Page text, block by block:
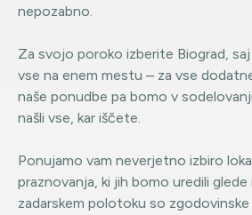
nepozabno.
Za svojo poroko izberite Biograd,
vse na enem mestu – za vse
naše ponudbe pa bomo v
našli vse, kar iščete.
Ponujamo vam neverjetno izbiro
praznovanja, ki jih bomo uredili glede
zadarskem polotoku so